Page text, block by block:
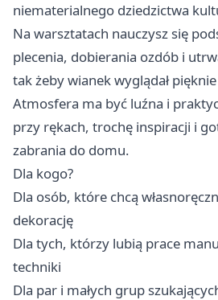
niematerialnego dziedzictwa
Na warsztatach nauczysz się
plecenia, dobierania ozdób i
tak żeby wianek wyglądał
Atmosfera ma być luźna i
przy rękach, trochę inspiracji i
zabrania do domu.
Dla kogo?
Dla osób, które chcą
dekorację
Dla tych, którzy lubią prace
techniki
Dla par i małych grup